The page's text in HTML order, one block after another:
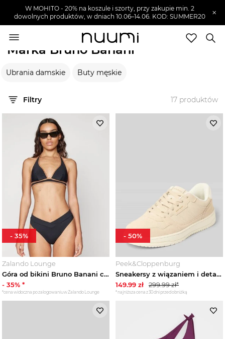
W MOHITO - 20% na koszule i szorty, przy zakupie min. 2
dowolnych produktów, w dniach 10.06–14.06. KOD: SUMMER20
×
Wyprzedaże
Marka Bruno Banani
Ubrania damskie Buty męskie
Filtry 17 produktów
Zalando Lounge
Góra od bikini Bruno Banani czarny
- 35% *
*cena widoczna po zalogowaniu w Zalando Lounge
- 35%
Peek&Cloppenburg
Sneakersy z wiązaniem i detale z logo Model 'ATH' Bruno Banani Beżowy
149.99 zł 299.99zł*
*najniższa cena z 30 dni przed obniżką
- 50%